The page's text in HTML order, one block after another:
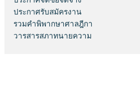
ประกาศรับสมัครงาน
รวมคำพิพากษาศาลฎีกา
วารสารสภาทนายความ